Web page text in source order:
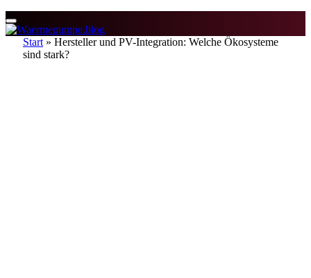
Start » Hersteller und PV-Integration: Welche Ökosysteme
sind stark?